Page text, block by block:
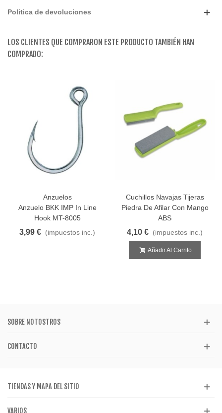
Politica de devoluciones
LOS CLIENTES QUE COMPRARON ESTE PRODUCTO TAMBIÉN HAN
COMPRADO:
Anzuelos
Anzuelo BKK IMP In Line
Hook MT-8005
3,99 € (impuestos inc.)
Cuchillos Navajas Tijeras
Piedra De Afilar Con Mango
ABS
4,10 € (impuestos inc.)
Añadir Al Carrito
SOBRE NOTOSTROS
CONTACTO
TIENDAS Y MAPA DEL SITIO
VARIOS